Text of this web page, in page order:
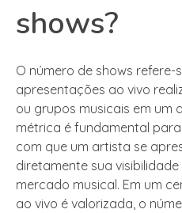
shows?
O número de shows
apresentações ao vivo
ou grupos musicais em um
métrica é fundamental
com que um artista se
diretamente sua
mercado musical. Em um
ao vivo é valorizada, o